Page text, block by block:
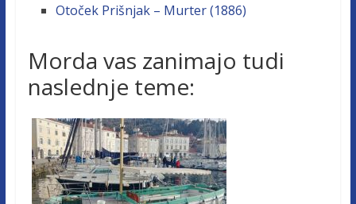
Otoček Prišnjak – Murter (1886)
Morda vas zanimajo tudi
naslednje teme: